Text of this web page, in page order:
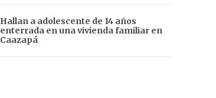
Hallan a adolescente de 14 años
enterrada en una vivienda familiar en
Caazapá